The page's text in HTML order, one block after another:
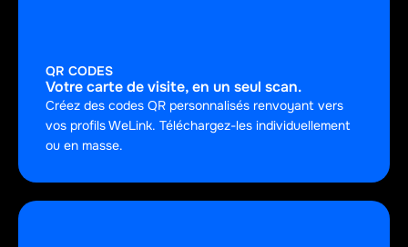
QR CODES
Votre carte de visite, en un seul scan.
Créez des codes QR personnalisés renvoyant vers
vos profils WeLink. Téléchargez-les individuellement
ou en masse.